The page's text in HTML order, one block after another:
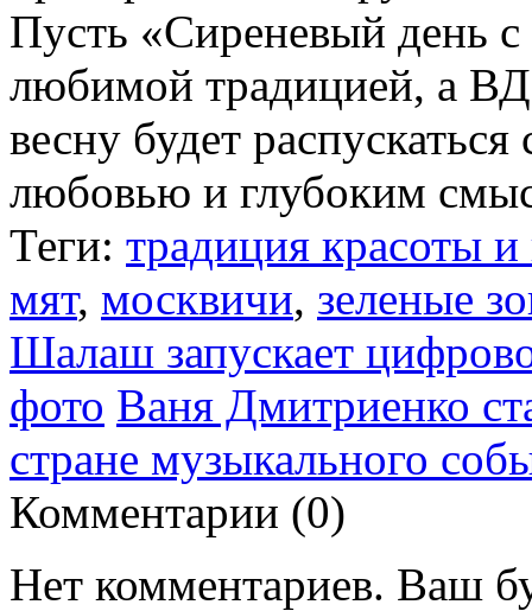
Пусть «Сиреневый день
любимой традицией, а
весну будет
любовью и глубоким
Теги: традиция красоты
мят, москвичи, зеленые
Шалаш запускает
фото Ваня Дмитриенко
стране музыкального
Комментарии (0)
Нет комментариев. Ваш